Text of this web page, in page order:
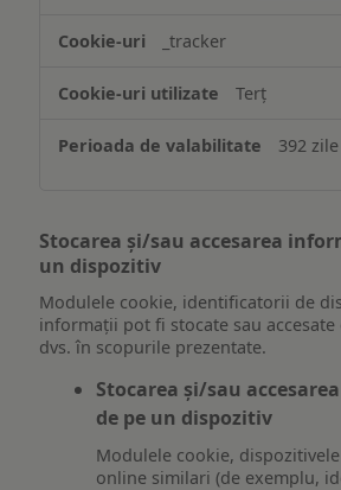
_tracker
Terț
392 zile
Stocarea și/sau accesarea
un dispozitiv
Modulele cookie, identificatorii de
informații pot fi stocate sau
dvs. în scopurile prezentate.
Stocarea și/sau
de pe un dispozitiv
Modulele cookie,
online similari (de exemplu,